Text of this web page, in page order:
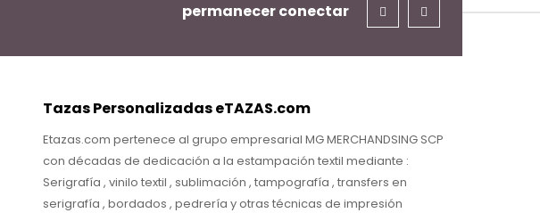
permanecer conectar
Tazas Personalizadas eTAZAS.com
Etazas.com pertenece al grupo empresarial MG MERCHANDSING SCP
con décadas de dedicación a la estampación textil mediante :
Serigrafía , vinilo textil , sublimación , tampografía , transfers en
serigrafía , bordados , pedrería y otras técnicas de impresión